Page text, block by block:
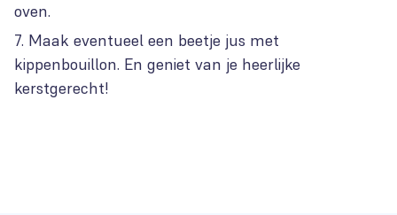
oven.
Maak eventueel een beetje jus met
kippenbouillon. En geniet van je heerlijke
kerstgerecht!